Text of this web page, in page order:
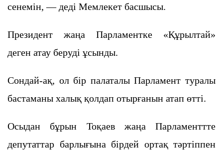
сенемін, — деді Мемлекет басшысы.
Президент жаңа Парламентке «Құрылтай»
деген атау беруді ұсынды.
Сондай-ақ, ол бір палаталы Парламент туралы
бастаманы халық қолдап отырғанын атап өтті.
Осыдан бұрын Тоқаев жаңа Парламенттте
депутаттар барлығына бірдей ортақ тәртіппен